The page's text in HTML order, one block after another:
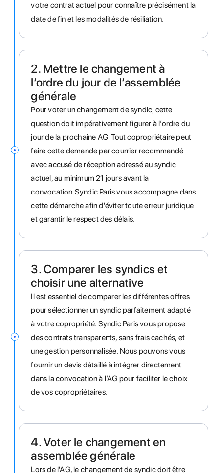
votre contrat actuel pour connaître précisément la
date de fin et les modalités de résiliation.
2. Mettre le changement à
l’ordre du jour de l’assemblée
générale
Pour voter un changement de syndic, cette
question doit impérativement figurer à l’ordre du
jour de la prochaine AG. Tout copropriétaire peut
faire cette demande par courrier recommandé
avec accusé de réception adressé au syndic
actuel, au minimum 21 jours avant la
convocation.Syndic Paris vous accompagne dans
cette démarche afin d'éviter toute erreur juridique
et garantir le respect des délais.
3. Comparer les syndics et
choisir une alternative
Il est essentiel de comparer les différentes offres
pour sélectionner un syndic parfaitement adapté
à votre copropriété. Syndic Paris vous propose
des contrats transparents, sans frais cachés, et
une gestion personnalisée. Nous pouvons vous
fournir un devis détaillé à intégrer directement
dans la convocation à l’AG pour faciliter le choix
de vos copropriétaires.
4. Voter le changement en
assemblée générale
Lors de l'AG, le changement de syndic doit être